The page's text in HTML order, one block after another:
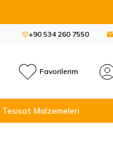
+90 534 260 7550
Favorilerim
Malzemeleri